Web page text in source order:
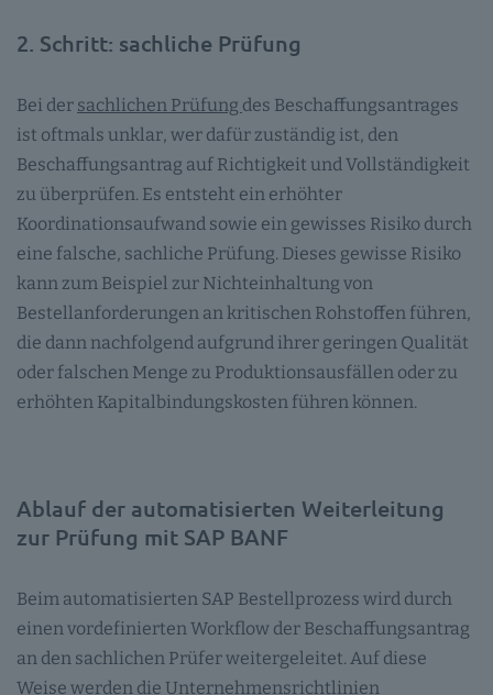
2. Schritt: sachliche Prüfung
Bei der sachlichen Prüfung des Beschaffungsantrages
ist oftmals unklar, wer dafür zuständig ist, den
Beschaffungsantrag auf Richtigkeit und Vollständigkeit
zu überprüfen. Es entsteht ein erhöhter
Koordinationsaufwand sowie ein gewisses Risiko durch
eine falsche, sachliche Prüfung. Dieses gewisse Risiko
kann zum Beispiel zur Nichteinhaltung von
Bestellanforderungen an kritischen Rohstoffen führen,
die dann nachfolgend aufgrund ihrer geringen Qualität
oder falschen Menge zu Produktionsausfällen oder zu
erhöhten Kapitalbindungskosten führen können.
Ablauf der automatisierten Weiterleitung
zur Prüfung mit SAP BANF
Beim automatisierten SAP Bestellprozess wird durch
einen vordefinierten Workflow der Beschaffungsantrag
an den sachlichen Prüfer weitergeleitet. Auf diese
Weise werden die Unternehmensrichtlinien